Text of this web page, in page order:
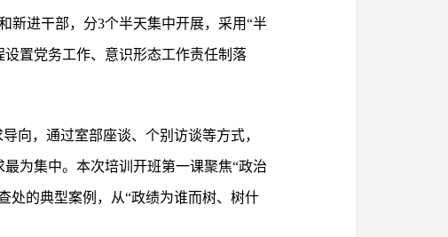
新进干部，分3个半天集中开展，采用“半
置党务工作、意识形态工作责任制落
向，通过室部座谈、个别访谈等方式，
为集中。本次培训开班第一课聚焦“政治
处的典型案例，从“政绩为谁而树、树什